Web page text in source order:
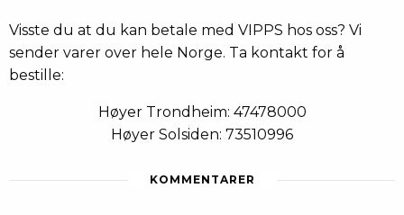
Visste du at du kan betale med VIPPS hos oss? Vi
sender varer over hele Norge. Ta kontakt for å
bestille:
Høyer Trondheim: 47478000
Høyer Solsiden: 73510996
KOMMENTARER